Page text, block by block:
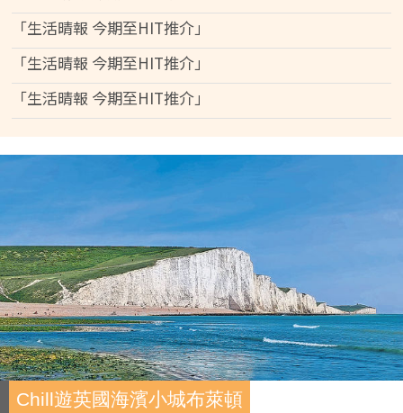
「生活晴報 今期至HIT推介」
「生活晴報 今期至HIT推介」
「生活晴報 今期至HIT推介」
Chill遊英國海濱小城布萊頓